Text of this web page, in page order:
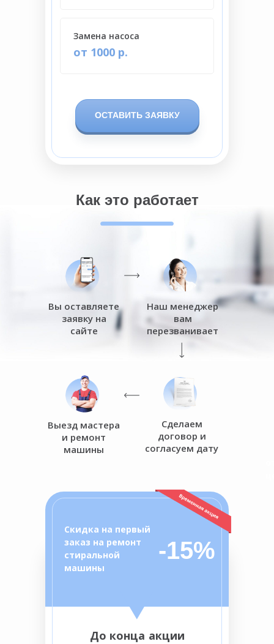
Как это работает
До конца акции
Скидка на первый
заказ на ремонт
стиральной
машины
-15%
ОСТАВИТЬ ЗАЯВКУ
от 1000 р.
Замена насоса
Выезд мастера
и ремонт
машины
Сделаем
договор и
согласуем дату
Наш менеджер
вам
перезванивает
Вы оставляете
заявку на
сайте